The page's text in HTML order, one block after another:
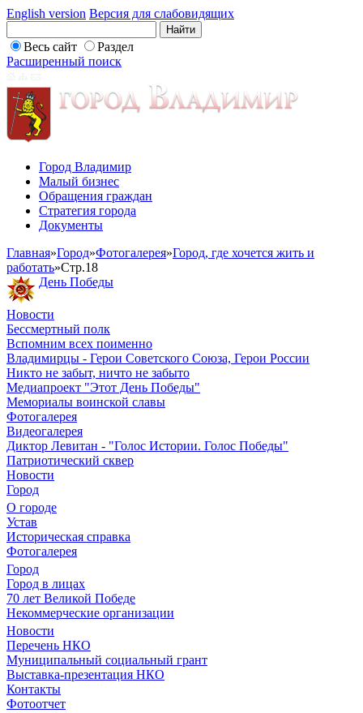
English version Версия для слабовидящих
Весь сайт
Раздел
Расширенный поиск
Город Владимир
Малый бизнес
Обращения граждан
Стратегия города
Документы
Главная»Город»Фотогалерея»Город, где хочется жить и
работать»Стр.18
День Победы
Новости
Бессмертный полк
Вспомним всех поименно
Владимирцы - Герои Советского Союза, Герои России
Никто не забыт, ничто не забыто
Медиапроект "Этот День Победы"
Мемориалы воинской славы
Фотогалерея
Видеогалерея
Диктор Левитан - "Голос Истории. Голос Победы"
Патриотический сквер
Новости
Город
О городе
Устав
Историческая справка
Фотогалерея
Город
Город в лицах
70 лет Великой Победе
Некоммерческие организации
Новости
Перечень НКО
Муниципальный социальный грант
Выставка-презентация НКО
Контакты
Фотоотчет